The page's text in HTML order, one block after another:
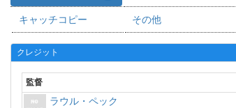
キャッチコピー その他
クレジット
監督
ラウル・ペック